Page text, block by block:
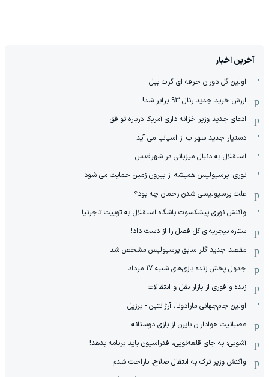
آخرین اخبار
اولین گل دوران حرفه ای گرت بیل
ارزش خرید جدید رئال 93 برابر شد!
ادعای جدید وزیر خزانه داری آمریکا درباره توافق
دستیار جدید سهراب از اسپانیا می آید
استقلال به دنبال میزبانی در شهرقدس
نوری: پرسپولیس همیشه از بیرون زمین حمایت می شود
علت پرسپولیسی شدن رحمان چه بود؟
واکنش نوری پیشکسوت باشگاه استقلال به توییت تاجرنیا
ستاره نیجریه‌ای کل فصل را از دست داد!
مقصد جدید گلر سابق پرسپولیس مشخص شد
جدول پخش زنده بازی‌های شنبه 17 مرداد
زنده و فوری از بازار نقل و انتقالات
اولین جام‌جهانی مارادونا، آرژانتین - برزیل
عصبانیت هواداران بایرن از بازی دوستانه
آشوبی: به جای قلعه‌نویی، فدراسیون باید برنامه بدهد!
واکنش وزیر ترک به انتقال صلاح: ناراحت شدم